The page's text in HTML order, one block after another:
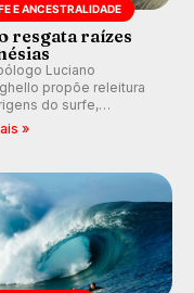
E ANCESTRALIDADE
resgata raízes
Luciano
propõe releitura
do surfe,
a cultura polinésia
em esporte e indústria.
»